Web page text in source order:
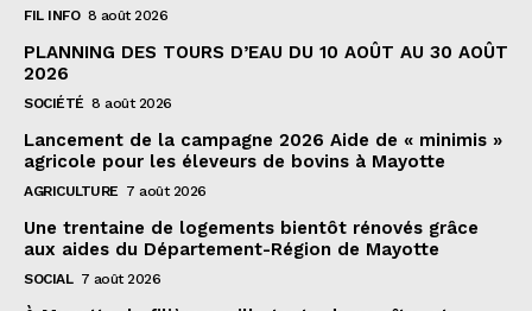
FIL INFO 8 août 2026
PLANNING DES TOURS D’EAU DU 10 AOÛT AU 30 AOÛT
2026
SOCIÉTÉ 8 août 2026
Lancement de la campagne 2026 Aide de « minimis »
agricole pour les éleveurs de bovins à Mayotte
AGRICULTURE 7 août 2026
Une trentaine de logements bientôt rénovés grâce
aux aides du Département-Région de Mayotte
SOCIAL 7 août 2026